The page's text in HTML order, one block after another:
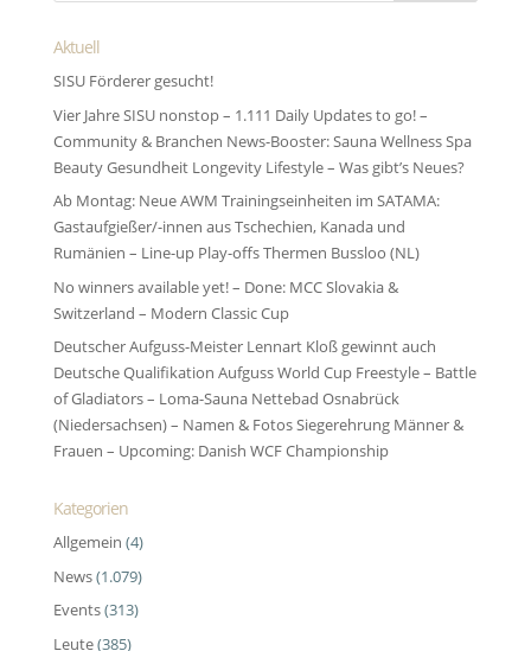
Aktuell
SISU Förderer gesucht!
Vier Jahre SISU nonstop – 1.111 Daily Updates to go! –
Community & Branchen News-Booster: Sauna Wellness Spa
Beauty Gesundheit Longevity Lifestyle – Was gibt’s Neues?
Ab Montag: Neue AWM Trainingseinheiten im SATAMA:
Gastaufgießer/-innen aus Tschechien, Kanada und
Rumänien – Line-up Play-offs Thermen Bussloo (NL)
No winners available yet! – Done: MCC Slovakia &
Switzerland – Modern Classic Cup
Deutscher Aufguss-Meister Lennart Kloß gewinnt auch
Deutsche Qualifikation Aufguss World Cup Freestyle – Battle
of Gladiators – Loma-Sauna Nettebad Osnabrück
(Niedersachsen) – Namen & Fotos Siegerehrung Männer &
Frauen – Upcoming: Danish WCF Championship
Kategorien
Allgemein (4)
News(1.079)
Events(313)
Leute(385)